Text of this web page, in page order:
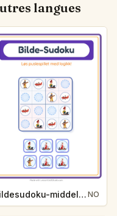
langues
bildesudoku-middels-yrker-0286 NO